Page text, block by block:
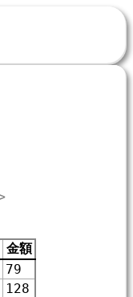
金額
79
128